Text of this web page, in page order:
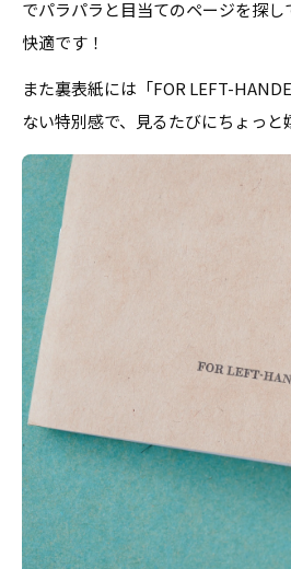
でパラパラと目当てのページを探し
快適です！
また裏表紙には「FOR LEFT-
ない特別感で、見るたびにちょっと